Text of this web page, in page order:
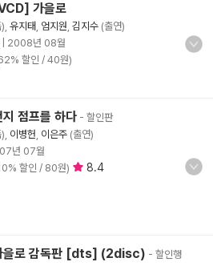
가을로
유지태 엄지원 김지수 (출연)
2008년 08월
할인 / 40원)
점프를 하다 - 할인판
이병헌 이은주 (출연)
년 07월
할인 / 80원)
8.4
을로 감독판 [dts] (2disc) - 할인행